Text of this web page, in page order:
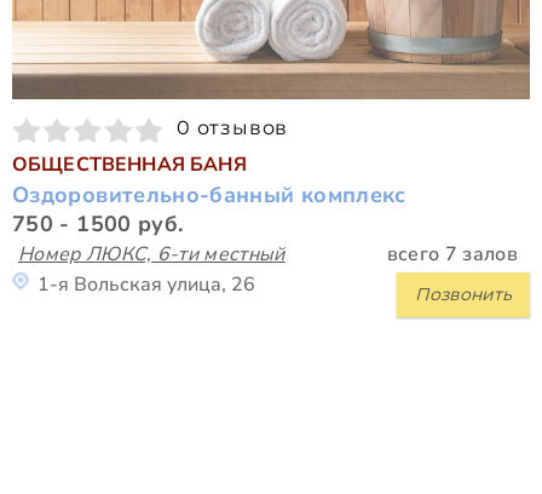
0 отзывов
ОБЩЕСТВЕННАЯ БАНЯ
Оздоровительно-банный комплекс
750 - 1500 руб.
Номер ЛЮКС, 6-ти местный всего 7 залов
Позвонить
1-я Вольская улица, 26